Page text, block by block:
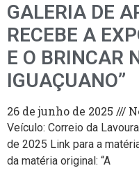
GALERIA DE
RECEBE A
E O BRINCAR
IGUAÇUANO”
26 de junho de 2025
Veículo: Correio da
de 2025 Link para a
da matéria original: “A